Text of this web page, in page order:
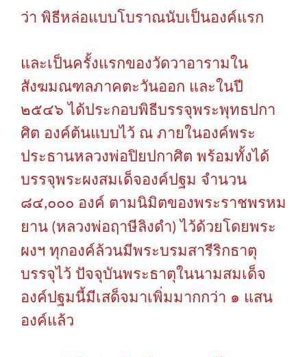
ว่า พิธีหล่อแบบโบราณนับเป็นองค์แรก
และเป็นครั้งแรกของวัดวาอารามใน
สังฆมณฑลภาคตะวันออก และในปี
๒๕๔๖ ได้ประกอบพิธีบรรจุพระพุทธปกา
ศิต องค์ต้นแบบไว้ ณ ภายในองค์พระ
ประธานหลวงพ่อปิยปกาศิต พร้อมทั้งได้
บรรจุพระผงสมเด็จองค์ปฐม จำนวน
๘๔,๐๐๐ องค์ ตามนิมิตของพระราชพรหม
ยาน (หลวงพ่อฤาษีลิงดำ) ไว้ด้วยโดยพระ
ผงฯ ทุกองค์ล้วนมีพระบรมสารีริกธาตุ
บรรจุไว้ ปัจจุบันพระธาตุในนามสมเด็จ
องค์ปฐมนี้มีเสด็จมาเพิ่มมากกว่า ๑ แสน
องค์แล้ว